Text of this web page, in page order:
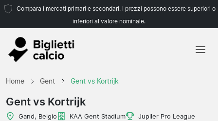
Compara i mercati primari e secondari. I prezzi possono essere superiori o
inferiori al valore nominale.
Home Gent Gent vs Kortrijk
Gent vs Kortrijk
Gand, Belgio KAA Gent Stadium
Jupiler Pro League